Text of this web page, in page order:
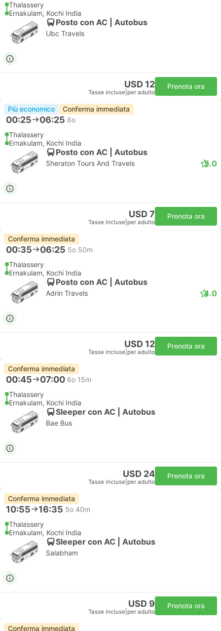
Thalassery
Ernakulam, Kochi India
Posto con AC | Autobus
Ubc Travels
USD 12
Tasse incluse per adulto
Prenota ora
Più economico Conferma immediata
00:25 06:25 6o
Thalassery
Ernakulam, Kochi India
Posto con AC | Autobus
Sheraton Tours And Travels 5.0
USD 7
Tasse incluse per adulto
Prenota ora
Conferma immediata
00:35 06:25 5o 50m
Thalassery
Ernakulam, Kochi India
Posto con AC | Autobus
Adrin Travels 4.0
USD 12
Tasse incluse per adulto
Prenota ora
Conferma immediata
00:45 07:00 6o 15m
Thalassery
Ernakulam, Kochi India
Sleeper con AC | Autobus
Bae Bus
USD 24
Tasse incluse per adulto
Prenota ora
Conferma immediata
10:55 16:35 5o 40m
Thalassery
Ernakulam, Kochi India
Sleeper con AC | Autobus
Salabham
USD 9
Tasse incluse per adulto
Prenota ora
Conferma immediata